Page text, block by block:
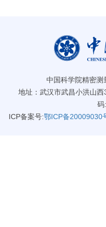
中国科学院精密测
地址：武汉市武昌小洪山
码
ICP备案号:鄂ICP备20009030